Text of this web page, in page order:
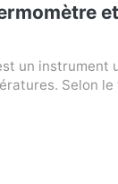
un instrument
Selon le